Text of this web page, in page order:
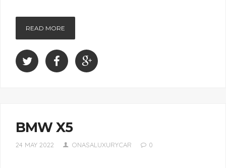
READ MORE
BMW X5
24 MAY 2022 ONASALUXURYCAR 0